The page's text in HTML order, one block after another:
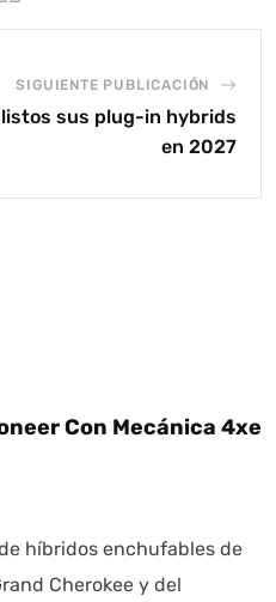
SIGUIENTE PUBLICACIÓN
sus plug-in hybrids
en 2027
Con Mecánica 4xe
híbridos enchufables de
Cherokee y del